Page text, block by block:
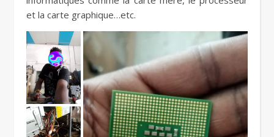
et la carte graphique…etc.